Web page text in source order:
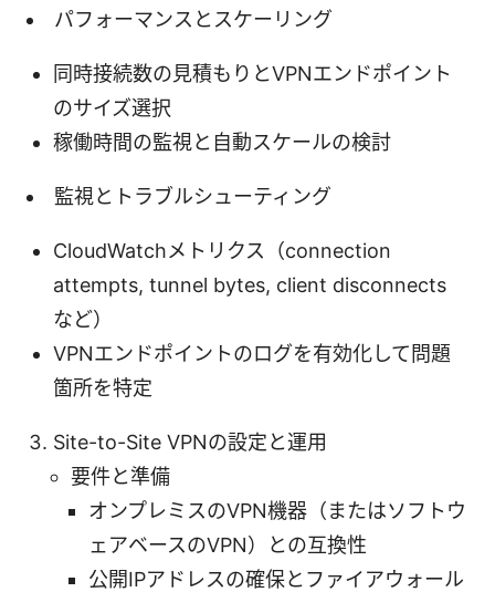
パフォーマンスとスケーリング
同時接続数の見積もりとVPNエンドポイント
のサイズ選択
稼働時間の監視と自動スケールの検討
監視とトラブルシューティング
CloudWatchメトリクス（connection
attempts, tunnel bytes, client disconnects
など）
VPNエンドポイントのログを有効化して問題
箇所を特定
Site-to-Site VPNの設定と運用
要件と準備
オンプレミスのVPN機器（またはソフトウ
ェアベースのVPN）との互換性
公開IPアドレスの確保とファイアウォール